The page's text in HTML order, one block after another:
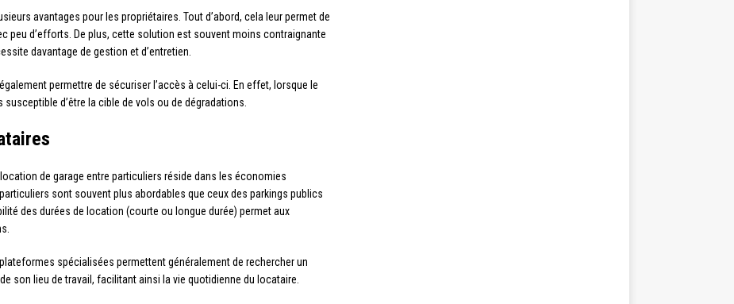
avantages pour les propriétaires. Tout d’abord, cela leur permet de
peu d’efforts. De plus, cette solution est souvent moins contraignante
davantage de gestion et d’entretien.
permettre de sécuriser l’accès à celui-ci. En effet, lorsque le
d’être la cible de vols ou de dégradations.
de garage entre particuliers réside dans les économies
sont souvent plus abordables que ceux des parkings publics
des durées de location (courte ou longue durée) permet aux
spécialisées permettent généralement de rechercher un
son lieu de travail, facilitant ainsi la vie quotidienne du locataire.